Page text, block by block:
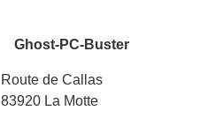
Ghost-PC-Buster
Route de Callas
83920 La Motte